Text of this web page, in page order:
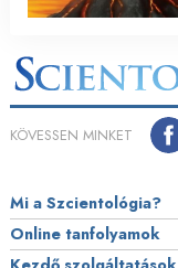
KÖVESSEN MINKET
Mi a Szcientológia?
Online tanfolyamok